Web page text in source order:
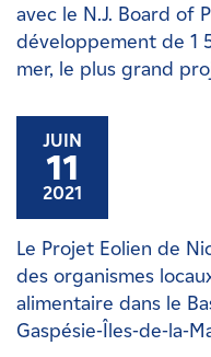
avec le N.J. Board of
développement de 1
mer, le plus grand
JUIN
11
2021
Le Projet Eolien de
des organismes
alimentaire dans le
Gaspésie-Îles-de-la-